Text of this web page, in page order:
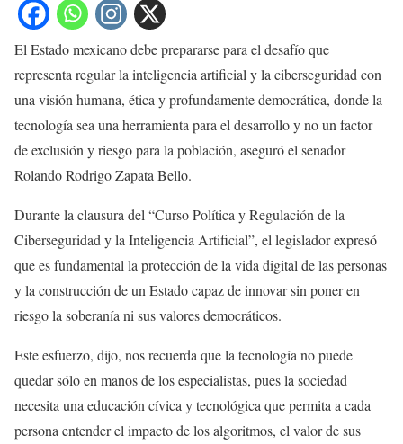
El Estado mexicano debe prepararse para el desafío que
representa regular la inteligencia artificial y la ciberseguridad con
una visión humana, ética y profundamente democrática, donde la
tecnología sea una herramienta para el desarrollo y no un factor
de exclusión y riesgo para la población, aseguró el senador
Rolando Rodrigo Zapata Bello.
Durante la clausura del “Curso Política y Regulación de la
Ciberseguridad y la Inteligencia Artificial”, el legislador expresó
que es fundamental la protección de la vida digital de las personas
y la construcción de un Estado capaz de innovar sin poner en
riesgo la soberanía ni sus valores democráticos.
Este esfuerzo, dijo, nos recuerda que la tecnología no puede
quedar sólo en manos de los especialistas, pues la sociedad
necesita una educación cívica y tecnológica que permita a cada
persona entender el impacto de los algoritmos, el valor de sus